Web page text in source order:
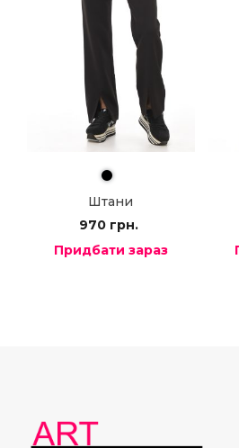
Штани
970 грн.
Придбати зараз